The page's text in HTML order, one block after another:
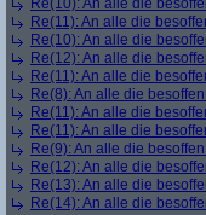
Re(10): An alle die
Re(11): An alle die
Re(10): An alle die
Re(12): An alle die
Re(11): An alle die
Re(8): An alle die
Re(11): An alle die
Re(11): An alle die
Re(9): An alle die
Re(12): An alle die
Re(13): An alle die
Re(14): An alle die